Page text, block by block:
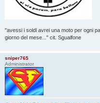
"avessi i soldi avrei una moto per ogni
giorno del mese..." cit. Sgualfone
sniper765
Administrator